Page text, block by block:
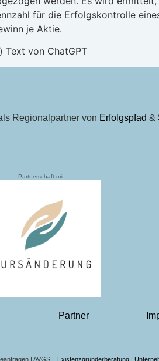
für die Erfolgskontrolle
je Aktie.
Text von ChatGPT
Regionalpartner von Erfolgspfad &
Partnerschaft mit:
Partner
| AVGS | Existenzgründerberatung |